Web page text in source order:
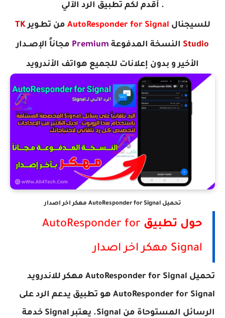
. أقدم لكم تطبيق الرد الآلي
للسيجنال AutoResponder for Signal من تطـويرTK
Studio النسخة المدفوعة Premium مجاناً الإصــدار
الأخيرو بدون إعلانات للجميع هواتف الأندرويد
تحميل AutoResponder for Signal مهكر اخر اصدار
حول تطبيق AutoResponder for
Signal مهكر اخر اصدار
تحميل AutoResponder for Signal مهكر للاندرويد
AutoResponder for Signal هو تطبيق يدعم الرد على
الرسائل المستوحاة من Signal. يعتبر Signal خدمة